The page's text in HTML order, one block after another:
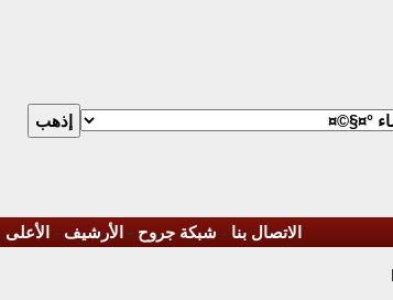
الاتصال بنا - شبكة جروح - الأرشيف - الأعلى